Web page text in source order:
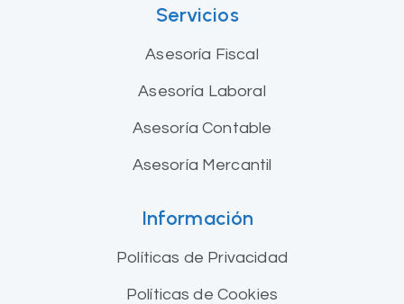
Servicios
Asesoría Fiscal
Asesoría Laboral
Asesoría Contable
Asesoría Mercantil
Información
Políticas de Privacidad
Políticas de Cookies